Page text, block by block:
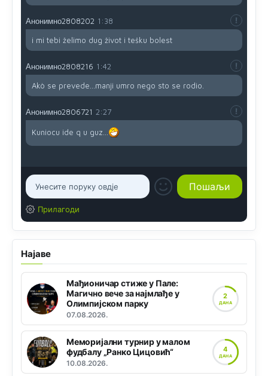
Анонимно2808202 1:38
i mi tebi želimo dug život i tešku bolest
Анонимно2808216 1:42
Akò se prevede...manji umro nego sto se rodio.
Анонимно2806721 2:27
Kuniocu ide q u guz...
Прилагоди
Најаве
Мађионичар стиже у Пале:
Магично вече за најмлађе у
Олимпијском парку
07.08.2026.
2
ДАНА
Меморијални турнир у малом
фудбалу „Ранко Цицовић“
10.08.2026.
4
ДАНА